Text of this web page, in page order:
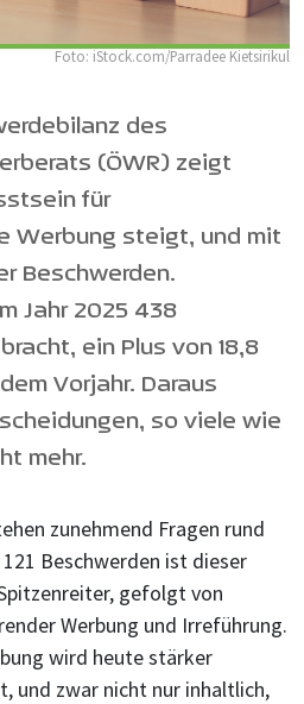
Foto: iStock.com/Parradee Kietsirikul
des
(ÖWR) zeigt
für
Werbung steigt, und mit
Beschwerden.
Jahr 2025 438
ein Plus von 18,8
Vorjahr. Daraus
so viele wie
mehr.
zunehmend Fragen rund
Beschwerden ist dieser
gefolgt von
Werbung und Irreführung.
wird heute stärker
und zwar nicht nur inhaltlich,